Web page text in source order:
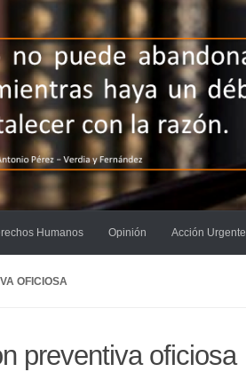
Humanos Opinión Acción Urgente
OFICIOSA
preventiva oficiosa